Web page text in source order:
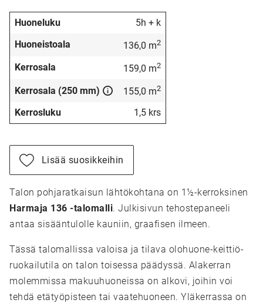
Huoneluku
5h + k
Huoneistoala
136,0 m2
Kerrosala 159,0 m2
Kerrosala (250 mm) 155,0 m2
Kerrosluku 1,5 krs
Lisää suosikkeihin
Talon pohjaratkaisun lähtökohtana on 1½-kerroksinen
Harmaja 136 -talomalli. Julkisivun tehostepaneeli
antaa sisääntulolle kauniin, graafisen ilmeen.
Tässä talomallissa valoisa ja tilava olohuone-keittiö-
ruokailutila on talon toisessa päädyssä. Alakerran
molemmissa makuuhuoneissa on alkovi, joihin voi
tehdä etätyöpisteen tai vaatehuoneen. Yläkerrassa on